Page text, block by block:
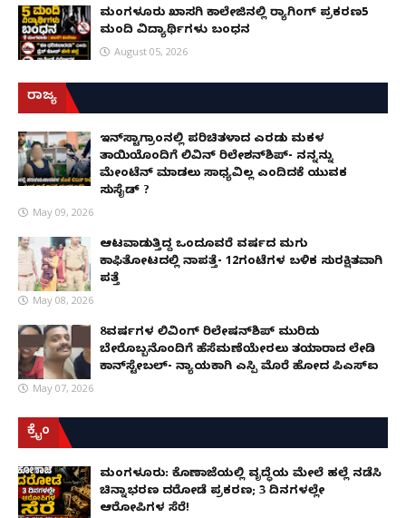
ಮಂಗಳೂರು ಖಾಸಗಿ ಕಾಲೇಜಿನಲ್ಲಿ ರ‌್ಯಾಗಿಂಗ್ ಪ್ರಕರಣ5
ಮಂದಿ ವಿದ್ಯಾರ್ಥಿಗಳು ಬಂಧನ
August 05, 2026
ರಾಜ್ಯ
ಇನ್​ಸ್ಟಾಗ್ರಾಂನಲ್ಲಿ ಪರಿಚಿತಳಾದ ಎರಡು ಮಕ್ಕಳ
ತಾಯಿಯೊಂದಿಗೆ ಲಿವಿನ್ ರಿಲೇಶನ್​ಶಿಪ್- ನನ್ನನ್ನು
ಮೇಂಟೆನ್ ಮಾಡಲು ಸಾಧ್ಯವಿಲ್ಲ ಎಂದಿದಕ್ಕೆ ಯುವಕ
ಸುಸೈಡ್ ?
May 09, 2026
ಆಟವಾಡುತ್ತಿದ್ದ ಒಂದೂವರೆ ವರ್ಷದ ಮಗು
ಕಾಫಿತೋಟದಲ್ಲಿ ನಾಪತ್ತೆ- 12ಗಂಟೆಗಳ ಬಳಿಕ ಸುರಕ್ಷಿತವಾಗಿ
ಪತ್ತೆ
May 08, 2026
8ವರ್ಷಗಳ ಲಿವಿಂಗ್‌ ರಿಲೇಷನ್‌ಶಿಪ್ ಮುರಿದು
ಬೇರೊಬ್ಬನೊಂದಿಗೆ ಹೆಸೆಮಣೆಯೇರಲು ತಯಾರಾದ ಲೇಡಿ
ಕಾನ್‌ಸ್ಟೇಬಲ್- ನ್ಯಾಯಕ್ಕಾಗಿ ಎಸ್ಪಿ ಮೊರೆ ಹೋದ ಪಿಎಸ್ಐ
May 07, 2026
ಕ್ರೈಂ
ಮಂಗಳೂರು: ಕೊಣಾಜೆಯಲ್ಲಿ ವೃದ್ಧೆಯ ಮೇಲೆ ಹಲ್ಲೆ ನಡೆಸಿ
ಚಿನ್ನಾಭರಣ ದರೋಡೆ ಪ್ರಕರಣ; 3 ದಿನಗಳಲ್ಲೇ
ಆರೋಪಿಗಳ ಸೆರೆ!